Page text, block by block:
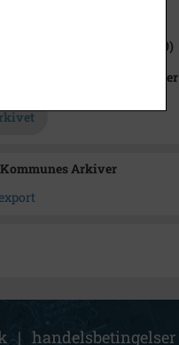
Haslev Sogn (1000-2050)
Faxe Kommunes Arkiver
Arkiver
| handelsbetingelser